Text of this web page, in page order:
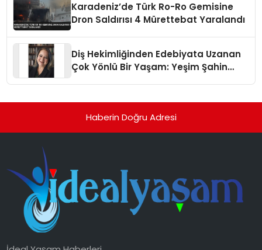
Karadeniz’de Türk Ro-Ro Gemisine
Dron Saldırısı 4 Mürettebat Yaralandı
Diş Hekimliğinden Edebiyata Uzanan
Çok Yönlü Bir Yaşam: Yeşim Şahin
Haberin Doğru Adresi